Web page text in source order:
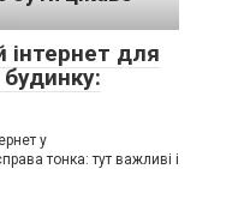
інтернет для
у
тонка: тут важливі і